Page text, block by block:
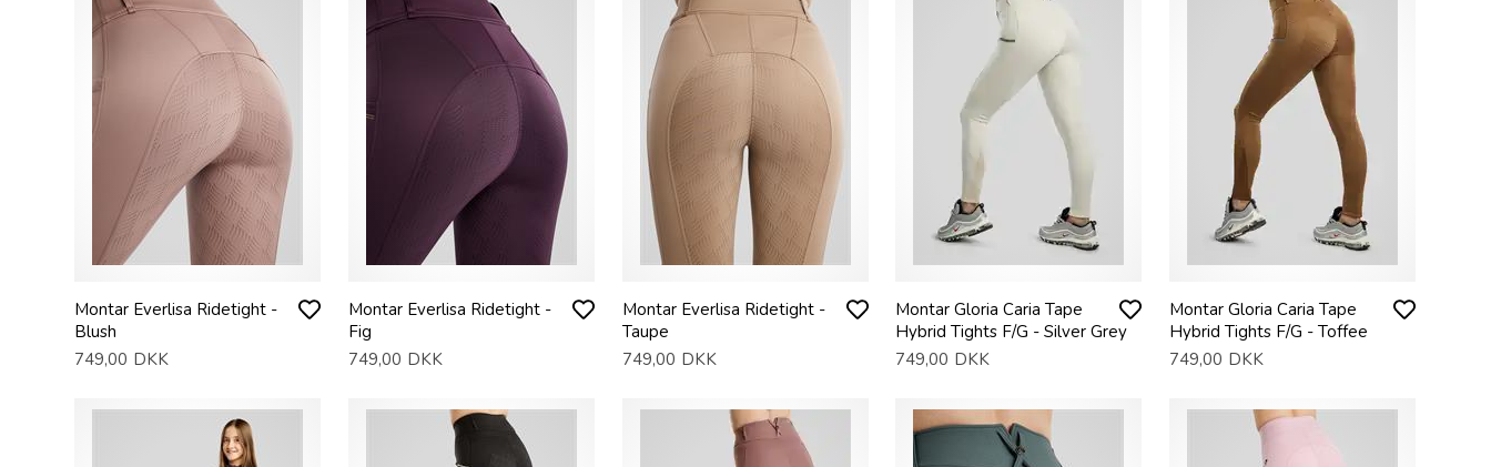
Montar Everlisa Ridetight -
Blush
749,00 DKK
Montar Everlisa Ridetight -
Fig
749,00 DKK
Montar Everlisa Ridetight -
Taupe
749,00 DKK
Montar Gloria Caria Tape
Hybrid Tights F/G - Silver Grey
749,00 DKK
Montar Gloria Caria Tape
Hybrid Tights F/G - Toffee
749,00 DKK